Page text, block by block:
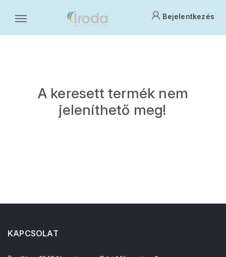
Bejelentkezés
A keresett termék nem
jeleníthető meg!
KAPCSOLAT